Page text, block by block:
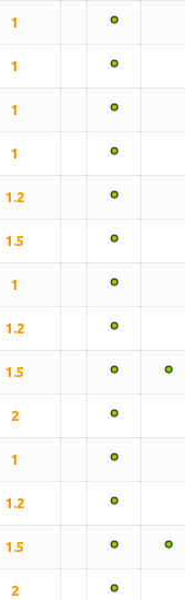
1
1
1
1
1.2
1.5
1
1.2
1.5
2
1
1.2
1.5
2